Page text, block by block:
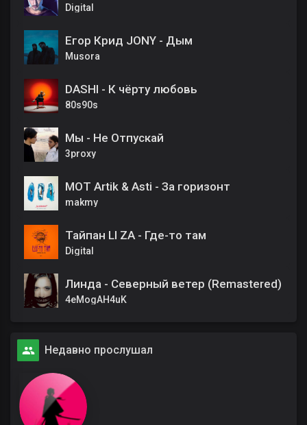
Digital
Егор Крид JONY - Дым
Musora
DASHI - К чёрту любовь
80s90s
Мы - Не Отпускай
3proxy
MOT Artik & Asti - За горизонт
makmy
Тайпан LI ZA - Где-то там
Digital
Линда - Северный ветер (Remastered)
4eMogAH4uK
Недавно прослушал